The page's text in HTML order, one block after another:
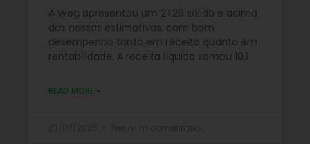
A Weg apresentou um 2T26 sólido e acima
das nossas estimativas, com bom
desempenho tanto em receita quanto em
rentabilidade. A receita líquida somou 10,1
READ MORE »